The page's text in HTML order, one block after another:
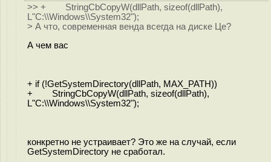
>> + StringCbCopyW(dllPath, sizeof(dllPath),
L"C:\\Windows\\System32");
> А что, современная венда всегда на диске Це?
А чем вас
+ if (!GetSystemDirectory(dllPath, MAX_PATH))
+ StringCbCopyW(dllPath, sizeof(dllPath),
L"C:\\Windows\\System32");
конкретно не устраивает? Это же на случай, если
GetSystemDirectory не сработал.